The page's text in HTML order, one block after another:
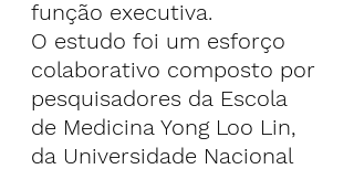
função executiva.
O estudo foi um esforço
colaborativo composto por
pesquisadores da Escola
de Medicina Yong Loo Lin,
da Universidade Nacional